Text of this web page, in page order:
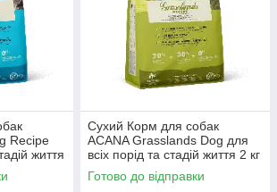
Recipe
життя
Сухий Корм для собак
ACANA Grasslands Dog для
всіх порід та стадій життя 2 кг
(a54220)
Готово до відправки